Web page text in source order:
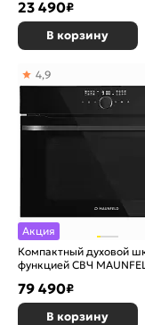
23 490₽
В корзину
Акция
Компактный духовой
функцией СВЧ
4,9
79 490₽
В корзину